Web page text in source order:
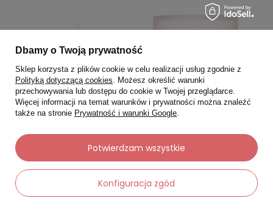
MANUCURIST
Manucurist Cuticle Softener
preparat do zmiękczania
MEDICUBE
Medicube Triple Collagen
Cream Nawilżająco-
ujędrniający krem z
kompleksem kolagenowym,
Dbamy o Twoją prywatność
Sklep korzysta z plików cookie w celu realizacji usług zgodnie z
Polityką dotyczącą cookies. Możesz określić warunki
przechowywania lub dostępu do cookie w Twojej przeglądarce.
Więcej informacji na temat warunków i prywatności można znaleźć
także na stronie Prywatność i warunki Google.
Konfiguracja zgód
Potwierdzam wszystkie